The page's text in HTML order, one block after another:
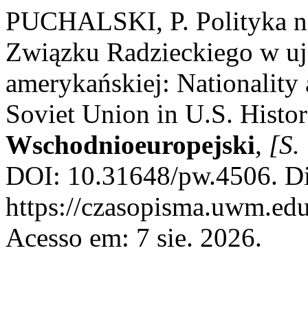
PUCHALSKI, P. Polityka
Związku Radzieckiego w
amerykańskiej:
Soviet Union in U.S.
Wschodnioeuropejski,
DOI: 10.31648/pw.4506.
https://
Acesso em: 7 sie. 2026.